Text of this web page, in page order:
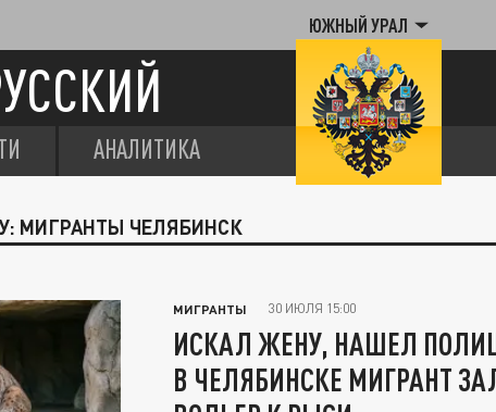
ЮЖНЫЙ УРАЛ
АНАЛИТИКА
МИГРАНТЫ ЧЕЛЯБИНСК
МИГРАНТЫ 30 ИЮЛЯ 15:00
ИСКАЛ ЖЕНУ, НАШЕЛ
В ЧЕЛЯБИНСКЕ МИГРАНТ